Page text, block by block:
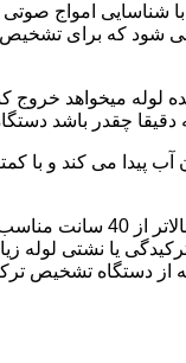
شناسایی امواج
شود که برای
لوله میخواهد
چقدر باشد
پیدا می کند و با
دستگاه های نشت یابی لوله
تشخیص